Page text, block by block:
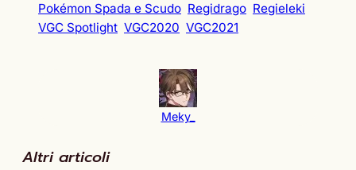
Pokémon Spada e Scudo Regidrago Regieleki
VGC Spotlight VGC2020 VGC2021
Meky_
Altri articoli